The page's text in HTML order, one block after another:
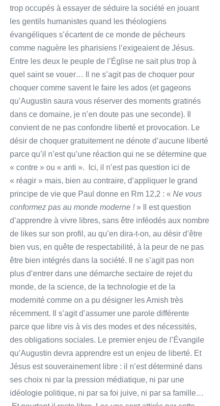
trop occupés à essayer de séduire la société en jouant
les gentils humanistes quand les théologiens
évangéliques s’écartent de ce monde de pécheurs
comme naguère les pharisiens l’exigeaient de Jésus.
Entre les deux le peuple de l’Église ne sait plus trop à
quel saint se vouer… Il ne s’agit pas de choquer pour
choquer comme savent le faire les ados (et gageons
qu’Augustin saura vous réserver des moments gratinés
dans ce domaine, je n’en doute pas une seconde). Il
convient de ne pas confondre liberté et provocation. Le
désir de choquer gratuitement ne dénote d’aucune liberté
parce qu’il n’est qu’une réaction qui ne se détermine que
« contre » ou « anti ». Ici, il n’est pas question ici de
« réagir » mais, bien au contraire, d’appliquer le grand
principe de vie que Paul donne en Rm 12,2 : « Ne vous
conformez pas au monde moderne !» Il est question
d’apprendre à vivre libres, sans être inféodés aux nombre
de likes sur son profil, au qu’en dira-t-on, au désir d’être
bien vus, en quête de respectabilité, à la peur de ne pas
être bien intégrés dans la société. Il ne s’agit pas non
plus d’entrer dans une démarche sectaire de rejet du
monde, de la science, de la technologie et de la
modernité comme on a pu désigner les Amish très
récemment. Il s’agit d’assumer une parole différente
parce que libre vis à vis des modes et des nécessités,
des obligations sociales. Le premier enjeu de l’Évangile
qu’Augustin devra apprendre est un enjeu de liberté. Et
Jésus est souverainement libre : il n’est déterminé dans
ses choix ni par la pression médiatique, ni par une
idéologie politique, ni par sa foi juive, ni par sa famille…